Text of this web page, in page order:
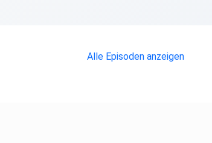
Alle Episoden anzeigen